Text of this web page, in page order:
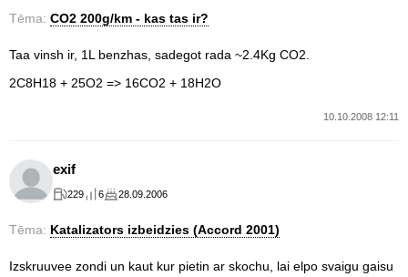
Tēma: CO2 200g/km - kas tas ir?
Taa vinsh ir, 1L benzhas, sadegot rada ~2.4Kg CO2.
2C8H18 + 25O2 => 16CO2 + 18H2O
10.10.2008 12:11
exif
229 6 28.09.2006
Tēma: Katalizators izbeidzies (Accord 2001)
Izskruuvee zondi un kaut kur pietin ar skochu, lai elpo svaigu gaisu